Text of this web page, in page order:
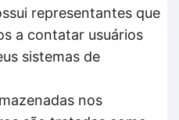
representantes que
a contatar usuários
sistemas de
nos